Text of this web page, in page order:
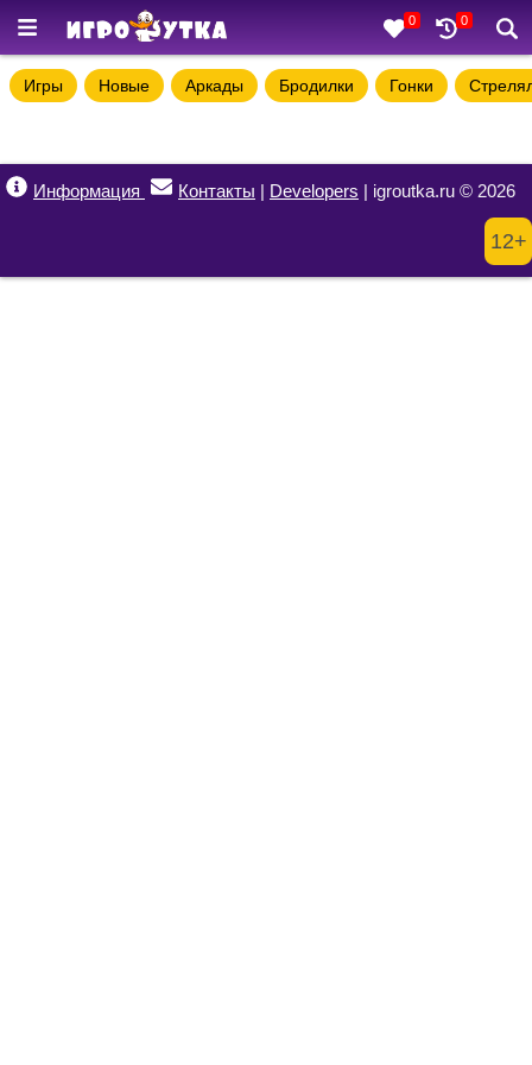
0 0
Игры Новые Аркады Бродилки Гонки
Информация Контакты | Developers | igroutka.ru © 2026
12+